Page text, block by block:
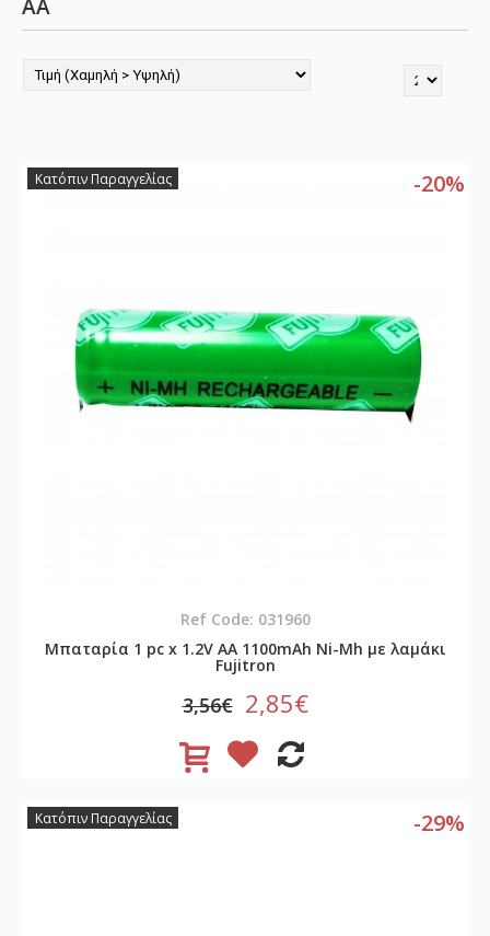
AA
-20%
Κατόπιν Παραγγελίας
Ref Code: 031960
Μπαταρία 1 pc x 1.2V AA 1100mAh Νi-Mh με λαμάκι
Fujitron
3,56€ 2,85€
-29%
Κατόπιν Παραγγελίας